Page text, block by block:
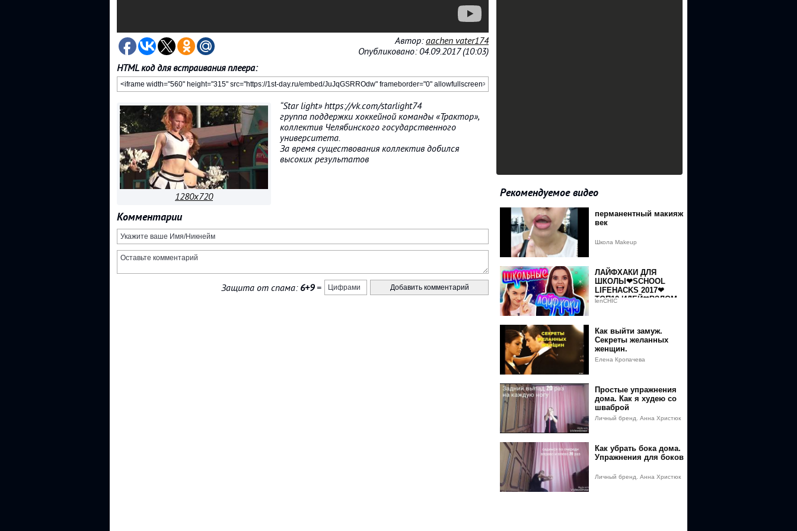
Автор:aachen vater174
Опубликовано: 04.09.2017 (10:03)
HTML код для встраивания плеера:
1280x720
“Star light» https://vk.com/starlight74
группа поддержки хоккейной команды «Трактор»,
коллектив Челябинского государственного
университета.
За время существования коллектив добился
высоких результатов
Комментарии
Защита от спама: 6+9=
Рекомендуемое видео
перманентный макияж
век
Школа Makeup
ЛАЙФХАКИ ДЛЯ
ШКОЛЫ❤SCHOOL
LIFEHACKS 2017❤
ТОП10 ИДЕЙ❤ВЗЛОМ
СОВЕТЫ 2017
lenCHIC
Как выйти замуж.
Секреты желанных
женщин.
Елена Кропачева
Простые упражнения
дома. Как я худею со
шваброй
Личный бренд. Анна Христюк
Как убрать бока дома.
Упражнения для боков
Личный бренд. Анна Христюк